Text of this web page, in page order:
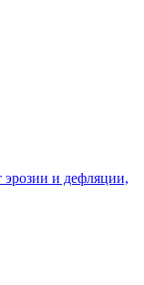
эрозии и дефляции,